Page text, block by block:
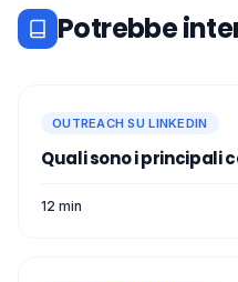
Potrebbe
OUTREACH SU LINKEDIN
Quali sono i principali
12 min